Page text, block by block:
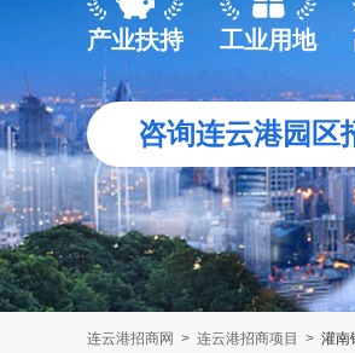
产业扶持 工业用地
咨询连云港园区
连云港招商网 > 连云港招商项目 > 灌南